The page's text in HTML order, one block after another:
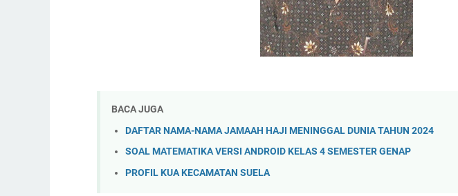
BACA JUGA
DAFTAR NAMA-NAMA JAMAAH HAJI MENINGGAL DUNIA TAHUN 2024
SOAL MATEMATIKA VERSI ANDROID KELAS 4 SEMESTER GENAP
PROFIL KUA KECAMATAN SUELA